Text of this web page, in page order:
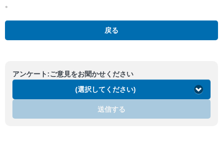
。
戻る
アンケート:ご意見をお聞かせください
(選択してください)
送信する